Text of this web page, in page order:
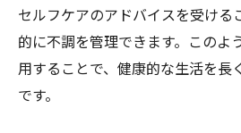
セルフケアのアドバイスを受ける
的に不調を管理できます。このよ
用することで、健康的な生活を長
です。